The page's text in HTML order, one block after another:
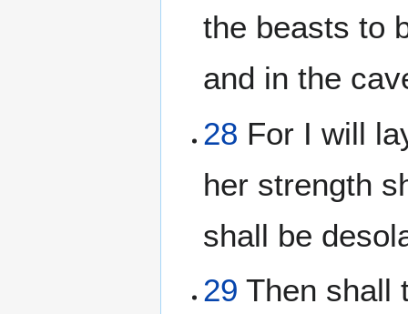
the beasts to
and in the
28 For I will
her strength
shall be
29 Then shall